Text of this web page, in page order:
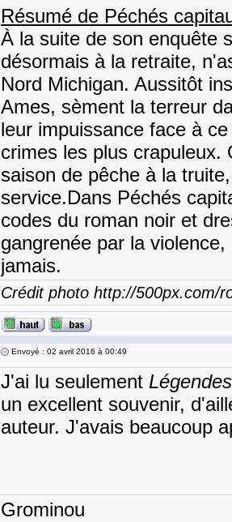
Résumé de Péchés
À la suite de son enquête
désormais à la retraite,
Nord Michigan. Aussitôt
Ames, sèment la terreur
leur impuissance face à
crimes les plus crapuleux.
saison de pêche à la
service.Dans Péchés
codes du roman noir et
gangrenée par la
jamais.
Crédit photo http://500px.com/
Envoyé : 02 avril 2016 à 00:49
J'ai lu seulement
un excellent souvenir,
auteur. J'avais beaucoup
Grominou